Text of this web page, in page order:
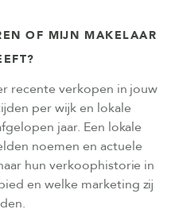
OF MIJN MAKELAAR
recente verkopen in jouw
per wijk en lokale
jaar. Een lokale
noemen en actuele
hun verkoophistorie in
en welke marketing zij